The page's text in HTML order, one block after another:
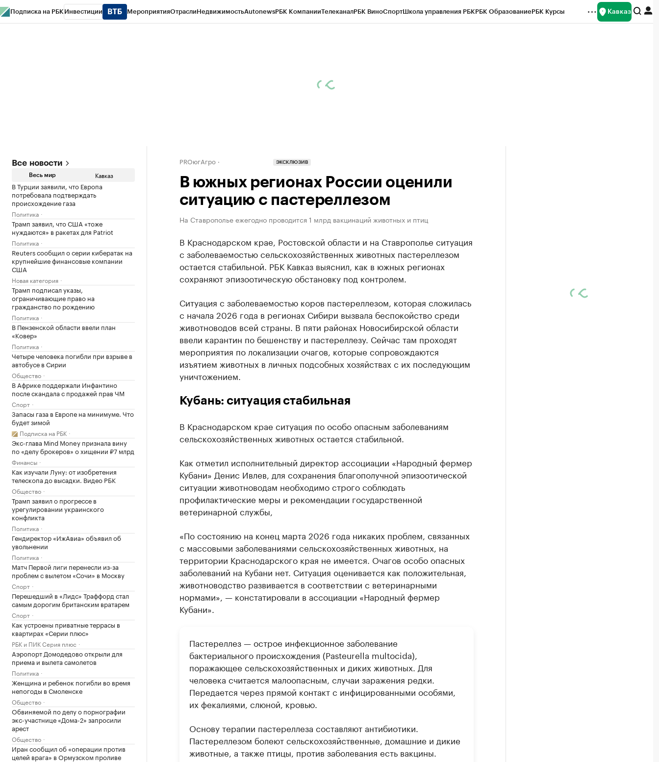
Подписка на РБК Инвестиции МероприятияОтраслиНедвижимостьAutonewsРБК КомпанииТелеканалРБК ВиноСпортШкола управления РБКРБК ОбразованиеРБК Курсы Кавказ
Все новости
Весь мир Кавказ
В Турции заявили, что Европа
потребовала подтверждать
происхождение газа
Политика
Трамп заявил, что США «тоже
нуждаются» в ракетах для Patriot
Политика
Reuters сообщил о серии кибератак на
крупнейшие финансовые компании
США
Новая категория
Трамп подписал указы,
ограничивающие право на
гражданство по рождению
Политика
В Пензенской области ввели план
«Ковер»
Политика
Четыре человека погибли при взрыве в
автобусе в Сирии
Общество
В Африке поддержали Инфантино
после скандала с продажей прав ЧМ
Спорт
Запасы газа в Европе на минимуме. Что
будет зимой
Подписка на РБК
Экс-глава Mind Money признала вину
по «делу брокеров» о хищении ₽7 млрд
Финансы
Как изучали Луну: от изобретения
телескопа до высадки. Видео РБК
Общество
Трамп заявил о прогрессе в
урегулировании украинского
конфликта
Политика
Гендиректор «ИжАвиа» объявил об
увольнении
Политика
Матч Первой лиги перенесли из-за
проблем с вылетом «Сочи» в Москву
Спорт
Перешедший в «Лидс» Траффорд стал
самым дорогим британским вратарем
Спорт
Как устроены приватные террасы в
квартирах «Серии плюс»
РБК и ПИК Серия плюс
Аэропорт Домодедово открыли для
приема и вылета самолетов
Политика
Женщина и ребенок погибли во время
непогоды в Смоленске
Общество
Обвиняемой по делу о порнографии
экс-участнице «Дома-2» запросили
арест
Общество
Иран сообщил об «операции против
целей врага» в Ормузском проливе
PROюгАгро ЭКСКЛЮЗИВ
В южных регионах России оценили
ситуацию с пастереллезом
На Ставрополье ежегодно проводится 1 млрд вакцинаций животных и птиц
В Краснодарском крае, Ростовской области и на Ставрополье ситуация
с заболеваемостью сельскохозяйственных животных пастереллезом
остается стабильной. РБК Кавказ выяснил, как в южных регионах
сохраняют эпизоотическую обстановку под контролем.
Ситуация с заболеваемостью коров пастереллезом, которая сложилась
с начала 2026 года в регионах Сибири вызвала беспокойство среди
животноводов всей страны. В пяти районах Новосибирской области
ввели карантин по бешенству и пастереллезу. Сейчас там проходят
мероприятия по локализации очагов, которые сопровождаются
изъятием животных в личных подсобных хозяйствах с их последующим
уничтожением.
Кубань: ситуация стабильная
В Краснодарском крае ситуация по особо опасным заболеваниям
сельскохозяйственных животных остается стабильной.
Как отметил исполнительный директор ассоциации «Народный фермер
Кубани» Денис Ивлев, для сохранения благополучной эпизоотической
ситуации животноводам необходимо строго соблюдать
профилактические меры и рекомендации государственной
ветеринарной службы,
«По состоянию на конец марта 2026 года никаких проблем, связанных
с массовыми заболеваниями сельскохозяйственных животных, на
территории Краснодарского края не имеется. Очагов особо опасных
заболеваний на Кубани нет. Ситуация оценивается как положительная,
животноводство развивается в соответствии с ветеринарными
нормами», — констатировали в ассоциации «Народный фермер
Кубани».
Пастереллез — острое инфекционное заболевание
бактериального происхождения (Pasteurella multocida),
поражающее сельскохозяйственных и диких животных. Для
человека считается малоопасным, случаи заражения редки.
Передается через прямой контакт с инфицированными особями,
их фекалиями, слюной, кровью.
Основу терапии пастереллеза составляют антибиотики.
Пастереллезом болеют сельскохозяйственные, домашние и дикие
животные, а также птицы, против заболевания есть вакцины.